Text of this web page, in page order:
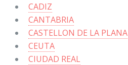
CADIZ
CANTABRIA
CASTELLON DE LA PLANA
CEUTA
CIUDAD REAL